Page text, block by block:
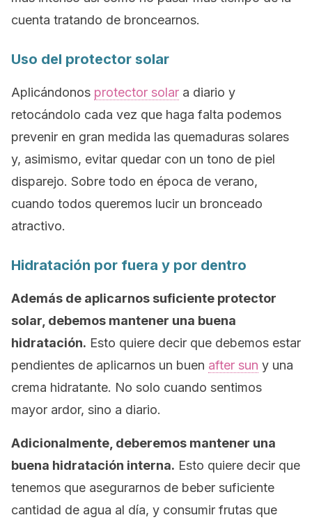
cuenta tratando de broncearnos.
Uso del protector solar
Aplicándonos protector solar a diario y
retocándolo cada vez que haga falta podemos
prevenir en gran medida las quemaduras solares
y, asimismo, evitar quedar con un tono de piel
disparejo. Sobre todo en época de verano,
cuando todos queremos lucir un bronceado
atractivo.
Hidratación por fuera y por dentro
Además de aplicarnos suficiente protector
solar, debemos mantener una buena
hidratación. Esto quiere decir que debemos estar
pendientes de aplicarnos un buen after sun y una
crema hidratante. No solo cuando sentimos
mayor ardor, sino a diario.
Adicionalmente, deberemos mantener una
buena hidratación interna. Esto quiere decir que
tenemos que asegurarnos de beber suficiente
cantidad de agua al día, y consumir frutas que